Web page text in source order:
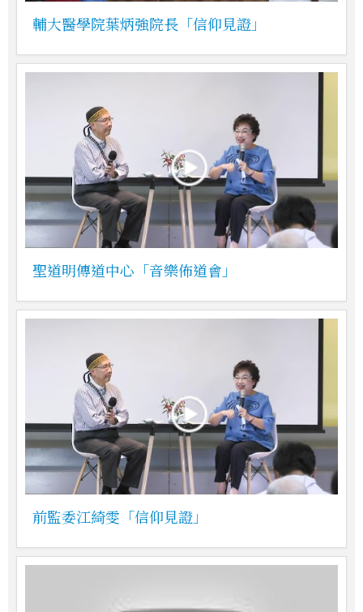
輔大醫學院葉炳強院長「信仰見證」
聖道明傳道中心「音樂佈道會」
前監委江綺雯「信仰見證」